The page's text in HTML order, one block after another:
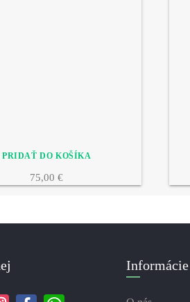
75,00 €
Informácie